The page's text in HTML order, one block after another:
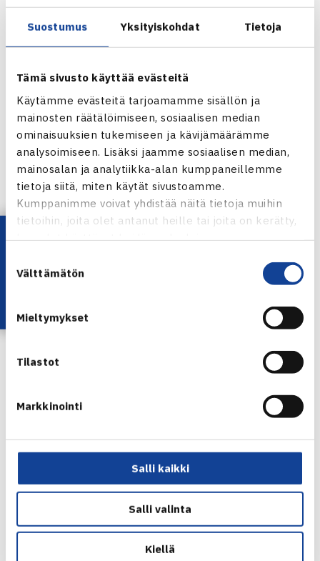
Suostumus Yksityiskohdat Tietoja
Tämä sivusto käyttää evästeitä
Käytämme evästeitä tarjoamamme sisällön ja
mainosten räätälöimiseen, sosiaalisen median
ominaisuuksien tukemiseen ja kävijämäärämme
analysoimiseen. Lisäksi jaamme sosiaalisen median,
mainosalan ja analytiikka-alan kumppaneillemme
tietoja siitä, miten käytät sivustoamme.
Kumppanimme voivat yhdistää näitä tietoja muihin
tietoihin, joita olet antanut heille tai joita on kerätty,
kun olet käyttänyt heidän palvelujaan.
valinta
Välttämätön
Mieltymykset
Tilastot
Markkinointi
Salli kaikki
Salli valinta
Kiellä
KTS:n Ari Oikarinen, Alpo Kärkkäinen, Roope
Korhonen ja Janne Huopio
Kuopiossa ollaan erittäin tyytyväisiä parantuneesta
olosuhteesta ja sen tuomista mahdollisuuksista.
laajentamisen sekä harjoittelussa että kilpailuissa, mikä ei
kuplahallissa ollut mahdollista. Tämä parantaa myös
tenniksen harrastamisen mahdollisuutta sisällä myös
seuratoiminnan ulkopuolella.
Uuden KTS-hallin käyntiosoite on Pitkälahdentie 8, 70800
KUOPION TENNISSEURAN KOTISIVUT|FACEBOOK
Lataa OmaTennis!